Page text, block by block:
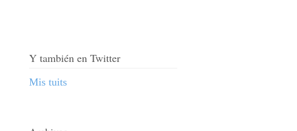
Y también en Twitter
Mis tuits